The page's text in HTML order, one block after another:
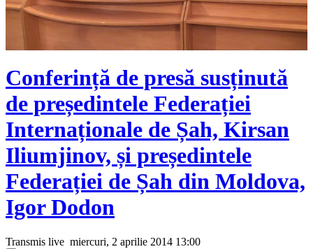
Video
Conferință de presă susținută
de președintele Federației
Internaționale de Șah, Kirsan
Iliumjinov, și președintele
Federației de Șah din Moldova,
Igor Dodon
Transmis live miercuri, 2 aprilie 2014 13:00